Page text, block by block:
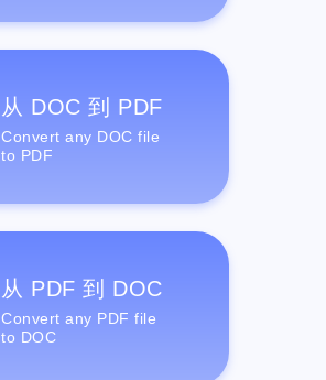
从 DOC 到 PDF
Convert any DOC file
to PDF
从 PDF 到 DOC
Convert any PDF file
to DOC